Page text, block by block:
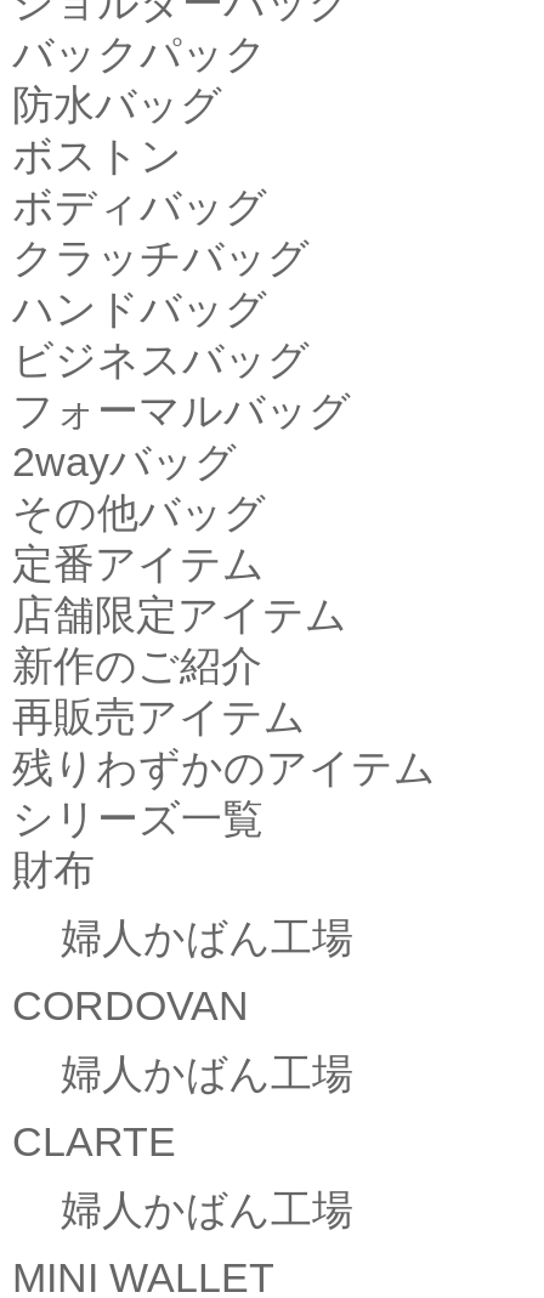
バックパック
防水バッグ
ボストン
ボディバッグ
クラッチバッグ
ハンドバッグ
ビジネスバッグ
フォーマルバッグ
2wayバッグ
その他バッグ
定番アイテム
店舗限定アイテム
新作のご紹介
再販売アイテム
残りわずかのアイテム
シリーズ一覧
財布
婦人かばん工場
CORDOVAN
婦人かばん工場
CLARTE
婦人かばん工場
MINI WALLET